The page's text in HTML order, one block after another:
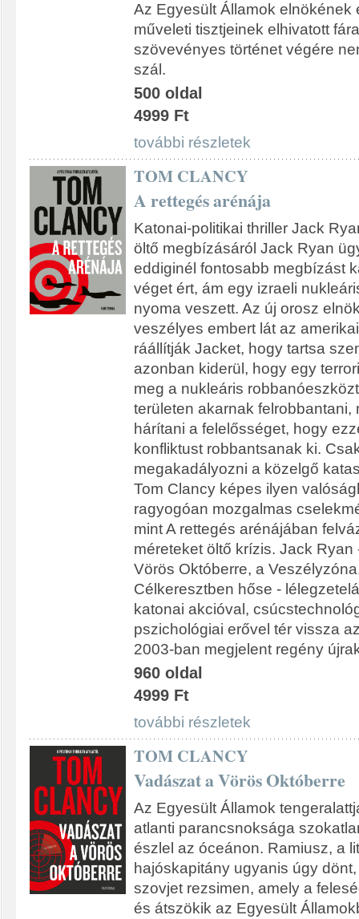
Az Egyesült Államok elnökének
műveleti tisztjeinek elhivatott
szövevényes történet végére
szál.
500 oldal
4999 Ft
további részletek
TOM CLANCY
A rettegés arénája
Katonai-politikai thriller Jack
öltő megbízásáról Jack Ryan
eddiginél fontosabb megbízást
véget ért, ám egy izraeli
nyoma veszett. Az új orosz
veszélyes embert lát az
ráállítják Jacket, hogy tartsa
azonban kiderül, hogy egy
meg a nukleáris
területen akarnak felrobbantani,
hárítani a felelősséget, hogy
konfliktust robbantsanak ki.
megakadályozni a közelgő
Tom Clancy képes ilyen
ragyogóan mozgalmas
mint A rettegés arénájában
méreteket öltő krízis. Jack Ryan
Vörös Októberre, a
Célkeresztben hőse -
katonai akcióval,
pszichológiai erővel tér vissza
2003-ban megjelent regény
960 oldal
4999 Ft
további részletek
TOM CLANCY
Vadászat a Vörös Októberre
Az Egyesült Államok
atlanti parancsnoksága
észlel az óceánon. Ramiusz, a
hajóskapitány ugyanis úgy
szovjet rezsimen, amely a
és átszökik az Egyesült